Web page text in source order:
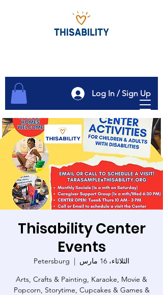
Log In / Sign Up
Thisability Center
Events
الثلاثاء، 16 مارس
  |
Petersburg
Arts, Crafts & Painting, Karaoke, Movie &
Popcorn, Storytime, Cupcakes & Games &